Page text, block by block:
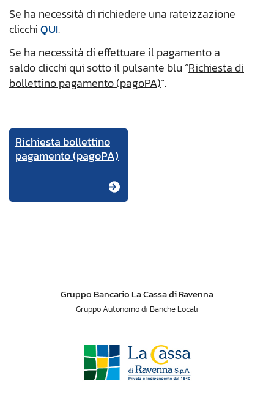
Se ha necessità di richiedere una rateizzazione
clicchiQUI.
Se ha necessità di effettuare il pagamento a
saldo clicchi qui sotto il pulsante blu “Richiesta di
bollettino pagamento (pagoPA)”.
Richiesta bollettino
pagamento (pagoPA)
Gruppo Bancario La Cassa di Ravenna
Gruppo Autonomo di Banche Locali